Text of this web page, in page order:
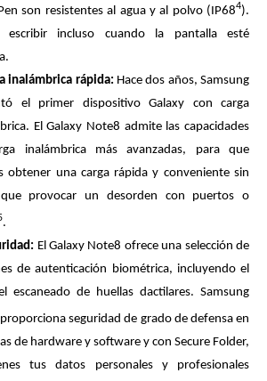
son resistentes al agua y al polvo (IP684).
escribir incluso cuando la pantalla esté
inalámbrica rápida: Hace dos años, Samsung
el primer dispositivo Galaxy con carga
El Galaxy Note8 admite las capacidades
inalámbrica más avanzadas, para que
obtener una carga rápida y conveniente sin
provocar un desorden con puertos o
.
El Galaxy Note8 ofrece una selección de
de autenticación biométrica, incluyendo el
escaneado de huellas dactilares. Samsung
proporciona seguridad de grado de defensa en
de hardware y software y con Secure Folder,
tus datos personales y profesionales